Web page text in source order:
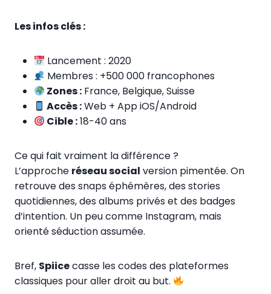
Les infos clés :
Lancement : 2020
Membres : +500 000 francophones
Zones : France, Belgique, Suisse
Accès :Web + App iOS/Android
Cible :18-40 ans
Ce qui fait vraiment la différence ?
L’approche réseau social version pimentée. On
retrouve des snaps éphémères, des stories
quotidiennes, des albums privés et des badges
d’intention. Un peu comme Instagram, mais
orienté séduction assumée.
Bref, Spiicecasse les codes des plateformes
classiques pour aller droit au but.